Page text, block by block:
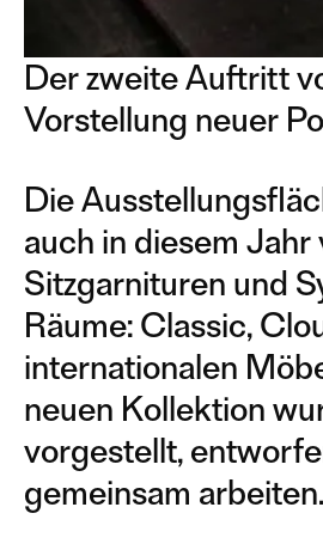
Der zweite Auftritt
Vorstellung neuer
Die
auch in diesem
Sitzgarnituren und
Räume: Classic,
internationalen
neuen Kollektion
vorgestellt,
gemeinsam arbeiten.